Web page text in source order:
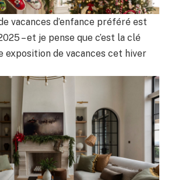
vacances d’enfance préféré est
– et je pense que c’est la clé
exposition de vacances cet hiver